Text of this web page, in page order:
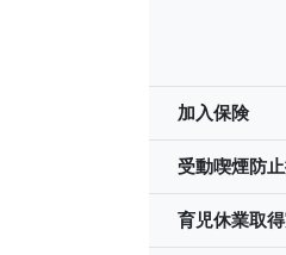
加入保険
受動喫煙防
育児休業取